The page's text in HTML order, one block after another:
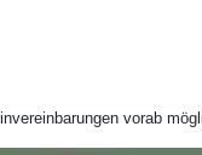
vorab